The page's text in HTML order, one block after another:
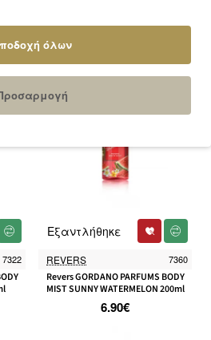
7322 REVERS 7360
Revers GORDANO PARFUMS BODY
MIST SUNNY WATERMELON 200ml
6.90€
Εξαντλήθηκε
όλων